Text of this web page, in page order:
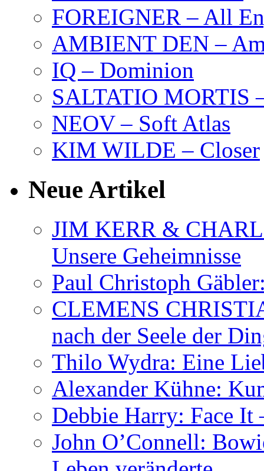
FOREIGNER – All
AMBIENT DEN –
IQ – Dominion
SALTATIO MORTIS
NEOV – Soft Atlas
KIM WILDE – Closer
Neue Artikel
JIM KERR &
Unsere Geheimnisse
Paul Christoph
CLEMENS
nach der Seele der
Thilo Wydra: Eine
Alexander Kühne:
Debbie Harry: Face
John O’Connell: